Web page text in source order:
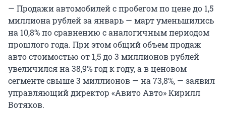
— Продажи автомобилей с пробегом по цене до 1,5
миллиона рублей за январь — март уменьшились
на 10,8% по сравнению с аналогичным периодом
прошлого года. При этом общий объем продаж
авто стоимостью от 1,5 до 3 миллионов рублей
увеличился на 38,9% год к году, а в ценовом
сегменте свыше 3 миллионов — на 73,8%, — заявил
управляющий директор «Авито Авто» Кирилл
Вотяков.